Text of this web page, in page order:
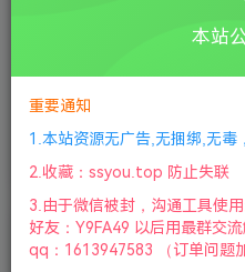
请登录
本站
重要通知
1.本站资源无广告,无捆绑,无毒
2.收藏：ssyou.top 防止失联
3.由于微信被封，沟通工具使
好友：Y9FA49 以后用最群交
qq：1613947583 （订单问题